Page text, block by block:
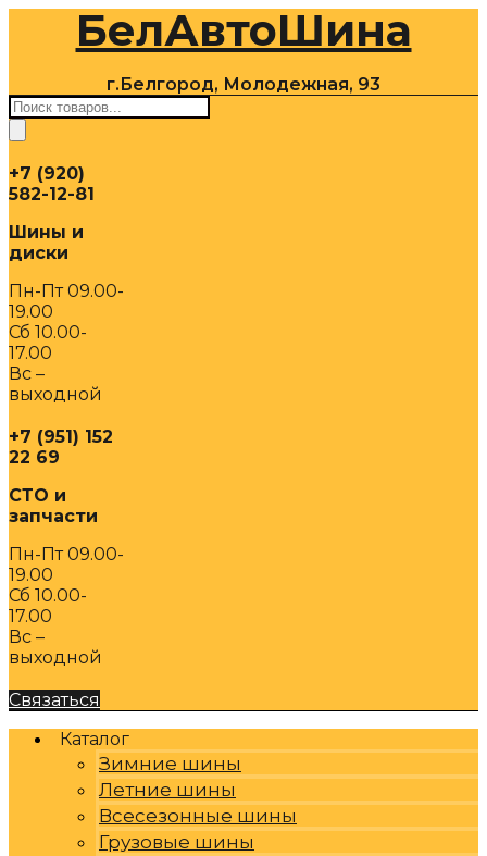
содержимомуБелАвтоШина
г.Белгород, Молодежная, 93
Поиск
товаров
+7 (920)
582-12-81
Шины и
диски
Пн-Пт 09.00-
19.00
Сб 10.00-
17.00
Вс –
выходной
+7 (951) 152
22 69
СТО и
запчасти
Пн-Пт 09.00-
19.00
Сб 10.00-
17.00
Вс –
выходной
Связаться
Каталог
Зимние шины
Летние шины
Всесезонные шины
Грузовые шины